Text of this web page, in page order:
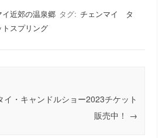
近郊の温泉郷 タグ: チェンマイ タ
スプリング
イ・キャンドルショー2023チケット
販売中！ →